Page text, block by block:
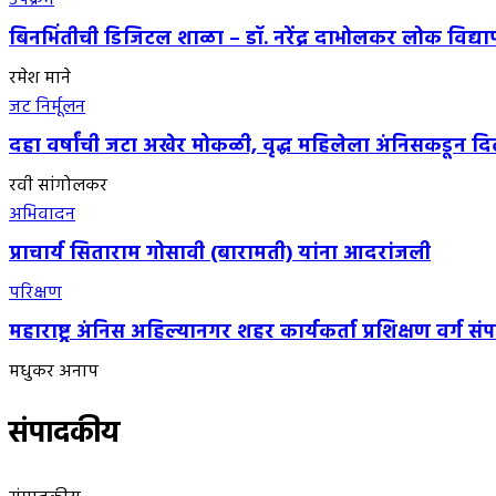
बिनभिंतीची डिजिटल शाळा – डॉ. नरेंद्र दाभोलकर लोक
रमेश माने
जट निर्मूलन
दहा वर्षांची जटा अखेर मोकळी, वृद्ध महिलेला अंनिसकडून
रवी सांगोलकर
अभिवादन
प्राचार्य सिताराम गोसावी (बारामती) यांना आदरांजली
परिक्षण
महाराष्ट्र अंनिस अहिल्यानगर शहर कार्यकर्ता प्रशिक्षण वर्ग
मधुकर अनाप
संपादकीय